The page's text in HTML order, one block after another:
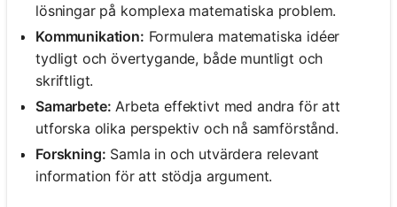
lösningar på komplexa matematiska problem.
Kommunikation: Formulera matematiska idéer
tydligt och övertygande, både muntligt och
skriftligt.
Samarbete: Arbeta effektivt med andra för att
utforska olika perspektiv och nå samförstånd.
Forskning: Samla in och utvärdera relevant
information för att stödja argument.